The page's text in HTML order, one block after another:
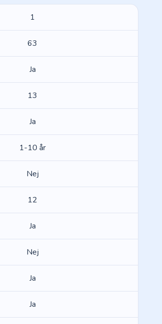
1
63
Ja
13
Ja
1-10 år
Nej
12
Ja
Nej
Ja
Ja